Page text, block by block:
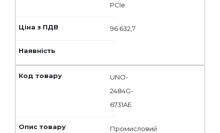
PCIe
96 632,7
UNO-
2484G-
6731AE
Промиcловий